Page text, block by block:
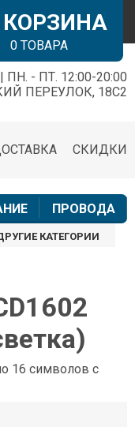
КОРЗИНА
0 ТОВАРА
ПН. - ПТ. 12:00-20:00
ПЕРЕУЛОК, 18С2
СКИДКИ
ПРОВОДА
КАТЕГОРИИ
16 символов с